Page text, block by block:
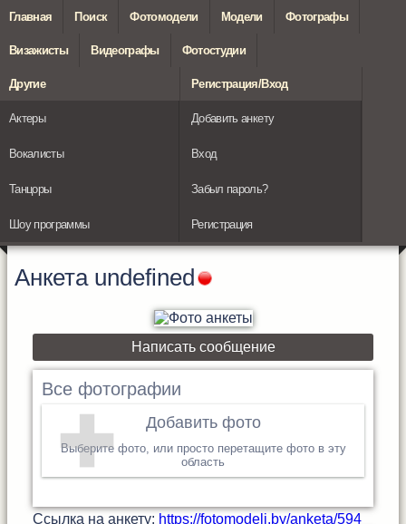
Главная Поиск Фотомодели Модели Фотографы
Визажисты Видеографы Фотостудии
Другие
Актеры
Вокалисты
Танцоры
Шоу программы
Регистрация/Вход
Добавить анкету
Вход
Забыл пароль?
Регистрация
Анкета undefined
Написать сообщение
Все фотографии
Добавить фото
Выберите фото, или просто перетащите фото в эту
область
Cсылка на анкету: https://fotomodeli.by/anketa/594